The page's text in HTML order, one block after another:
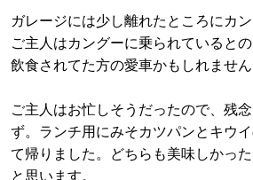
ガレージには少し離れたところにカ
ご主人はカングーに乗られていると
飲食されてた方の愛車かもしれません
ご主人はお忙しそうだったので、残
ず。ランチ用にみそカツパンとキウ
て帰りました。どちらも美味しかっ
と思います。